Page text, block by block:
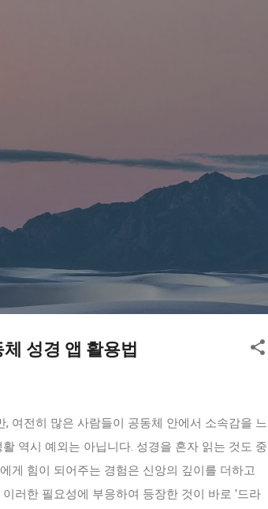
성경 앱 활용법
여전히 많은 사람들이 공동체 안에서 소속감을 느
역시 예외는 아닙니다. 성경을 혼자 읽는 것도 중
게 힘이 되어주는 경험은 신앙의 깊이를 더하고
러한 필요성에 부응하여 등장한 것이 바로 '드라